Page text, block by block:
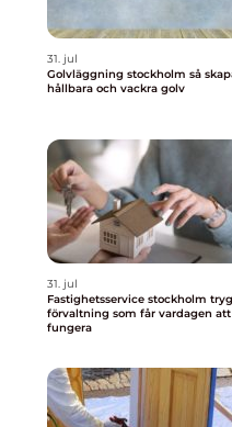
31. jul
Golvläggning stockholm så skapar du
hållbara och vackra golv
31. jul
Fastighetsservice stockholm trygg
förvaltning som får vardagen att
fungera